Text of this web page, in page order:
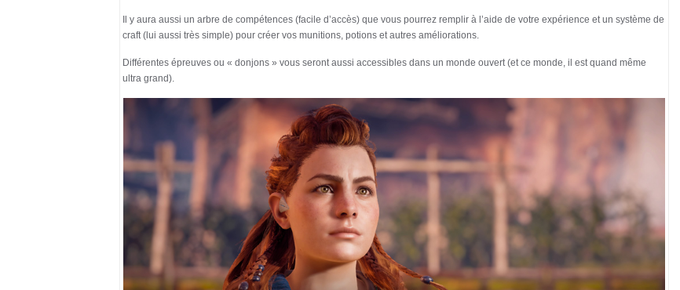
Il y aura aussi un arbre de compétences (facile d’accès) que vous pourrez remplir à l’aide de votre expérience et un système de
craft (lui aussi très simple) pour créer vos munitions, potions et autres améliorations.
Différentes épreuves ou « donjons » vous seront aussi accessibles dans un monde ouvert (et ce monde, il est quand même
ultra grand).